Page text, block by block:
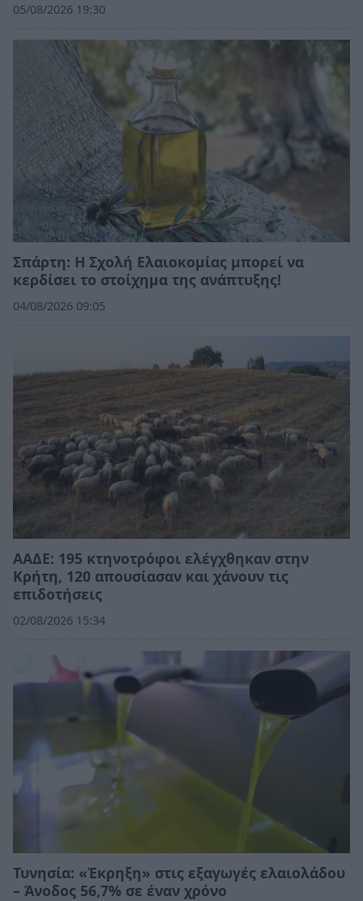
05/08/2026 19:30
Σπάρτη: Η Σχολή Ελαιοκομίας μπορεί να
κερδίσει το στοίχημα της ανάπτυξης!
04/08/2026 09:05
ΑΑΔΕ: 195 κτηνοτρόφοι ελέγχθηκαν στην
Κρήτη, 120 απουσίασαν και χάνουν τις
επιδοτήσεις
02/08/2026 15:34
Τυνησία: «Έκρηξη» στις εξαγωγές ελαιολάδου
– Άνοδος 56,7% σε έναν χρόνο